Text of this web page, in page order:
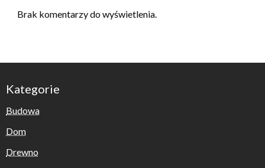
Brak komentarzy do wyświetlenia.
Kategorie
Budowa
Dom
Drewno